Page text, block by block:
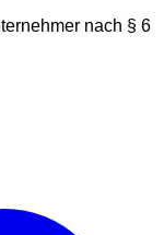
nach § 6